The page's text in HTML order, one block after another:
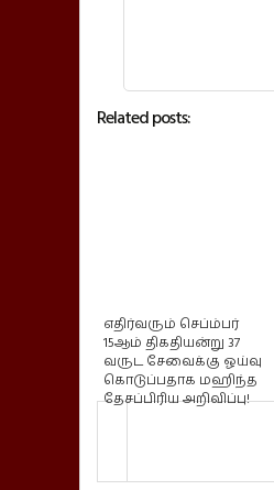
Related posts:
எதிர்வரும் செப்ம்பர்
15ஆம் திகதியன்று 37
வருட சேவைக்கு ஓய்வு
கொடுப்பதாக மஹிந்த
தேசப்பிரிய அறிவிப்பு!